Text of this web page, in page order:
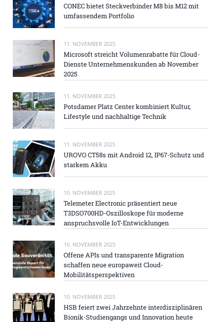
CONEC bietet Steckverbinder M8 bis M12 mit
umfassendem Portfolio
11. NOVEMBER 2025
Microsoft streicht Volumenrabatte für Cloud-
Dienste Unternehmenskunden ab November
2025
11. NOVEMBER 2025
Potsdamer Platz Center kombiniert Kultur,
Lifestyle und nachhaltige Technik
11. NOVEMBER 2025
UROVO CT58s mit Android 12, IP67-Schutz und
starkem Akku
10. NOVEMBER 2025
Telemeter Electronic präsentiert neue
T3DSO700HD-Oszilloskope für moderne
anspruchsvolle IoT-Entwicklungen
10. NOVEMBER 2025
Offene APIs und transparente Migration
schaffen neue europaweit Cloud-
Mobilitätsperspektiven
10. NOVEMBER 2025
HSB feiert zwei Jahrzehnte interdisziplinären
Bionik-Studiengangs und Innovation heute